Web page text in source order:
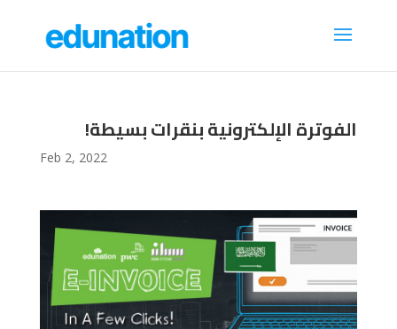
!الفوترة الإلكترونية بنقرات بسيطة
Feb 2, 2022